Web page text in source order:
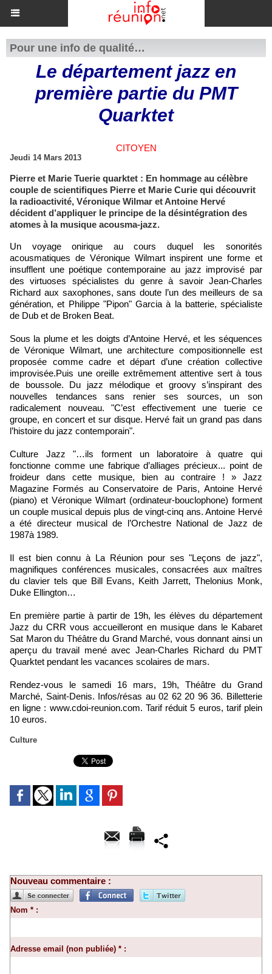
Pour une info de qualité…
Le département jazz en
première partie du PMT
Quarktet
CITOYEN
Jeudi 14 Mars 2013
Pierre et Marie Tuerie quarktet : En hommage au célèbre
couple de scientifiques Pierre et Marie Curie qui découvrit
la radioactivité, Véronique Wilmar et Antoine Hervé
décident d’appliquer le principe de la désintégration des
atomes à la musique acousma-jazz.
Un voyage onirique au cours duquel les sonorités
acousmatiques de Véronique Wilmart inspirent une forme et
insufflent une poétique contemporaine au jazz improvisé par
des virtuoses spécialistes du genre à savoir Jean-Charles
Richard aux saxophones, sans doute l’un des meilleurs de sa
génération, et Philippe "Pipon" Garcia à la batterie, spécialiste
de Dub et de Broken Beat.
Sous la plume et les doigts d’Antoine Hervé, et les séquences
de Véronique Wilmart, une architecture compositionnelle est
proposée comme cadre et départ d’une création collective
improvisée.Puis une oreille extrêmement attentive sert à tous
de boussole. Du jazz mélodique et groovy s’inspirant des
nouvelles tendances sans renier ses sources, un son
radicalement nouveau. "C’est effectivement une tuerie ce
groupe, en concert et sur disque. Hervé fait un grand pas dans
l’histoire du jazz contemporain".
Culture Jazz "…ils forment un laboratoire à quatre qui
fonctionne comme une fabrique d’alliages précieux... point de
froideur dans cette musique, bien au contraire ! » Jazz
Magazine Formés au Conservatoire de Paris, Antoine Hervé
(piano) et Véronique Wilmart (ordinateur-bouclophone) forment
un couple musical depuis plus de vingt-cinq ans. Antoine Hervé
a été directeur musical de l’Orchestre National de Jazz de
1987à 1989.
Il est bien connu à La Réunion pour ses "Leçons de jazz",
magnifiques conférences musicales, consacrées aux maîtres
du clavier tels que Bill Evans, Keith Jarrett, Thelonius Monk,
Duke Ellington…
En première partie à partir de 19h, les élèves du département
Jazz du CRR vous accueilleront en musique dans le Kabaret
Sat Maron du Théâtre du Grand Marché, vous donnant ainsi un
aperçu du travail mené avec Jean-Charles Richard du PMT
Quarktet pendant les vacances scolaires de mars.
Rendez-vous le samedi 16 mars, 19h, Théâtre du Grand
Marché, Saint-Denis. Infos/résas au 02 62 20 96 36. Billetterie
en ligne : www.cdoi-reunion.com. Tarif réduit 5 euros, tarif plein
10 euros.
Culture
Nouveau commentaire :
Nom * :
Adresse email (non publiée) * :